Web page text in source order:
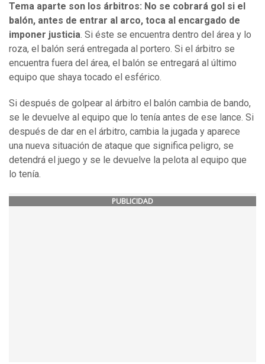
Tema aparte son los árbitros: No se cobrará gol si el
balón, antes de entrar al arco, toca al encargado de
imponer justicia . Si éste se encuentra dentro del área y lo
roza, el balón será entregada al portero. Si el árbitro se
encuentra fuera del área, el balón se entregará al último
equipo que shaya tocado el esférico.
Si después de golpear al árbitro el balón cambia de bando,
se le devuelve al equipo que lo tenía antes de ese lance. Si
después de dar en el árbitro, cambia la jugada y aparece
una nueva situación de ataque que significa peligro, se
detendrá el juego y se le devuelve la pelota al equipo que
lo tenía.
PUBLICIDAD